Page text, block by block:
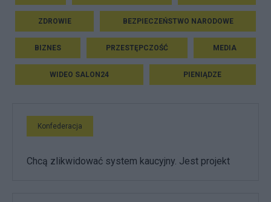
ZDROWIE BEZPIECZEŃSTWO NARODOWE
BIZNES PRZESTĘPCZOŚĆ MEDIA
WIDEO SALON24 PIENIĄDZE
Konfederacja
Chcą zlikwidować system kaucyjny. Jest projekt